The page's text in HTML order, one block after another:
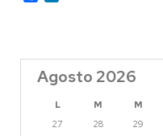
Agosto 2026
L M M
27
28 29